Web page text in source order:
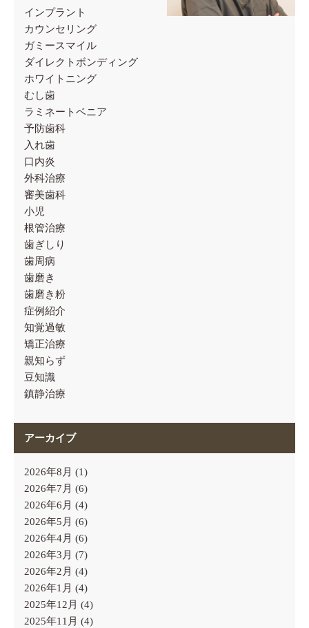
インプラント
カウンセリング
ガミースマイル
ダイレクトボンディング
ホワイトニング
むし歯
ラミネートベニア
予防歯科
入れ歯
口内炎
外科治療
審美歯科
小児
根管治療
歯ぎしり
歯周病
歯磨き
歯磨き粉
症例紹介
知覚過敏
矯正治療
親知らず
豆知識
鎮静治療
アーカイブ
2026年8月 (1)
2026年7月 (6)
2026年6月 (4)
2026年5月 (6)
2026年4月 (6)
2026年3月 (7)
2026年2月 (4)
2026年1月 (4)
2025年12月 (4)
2025年11月 (4)